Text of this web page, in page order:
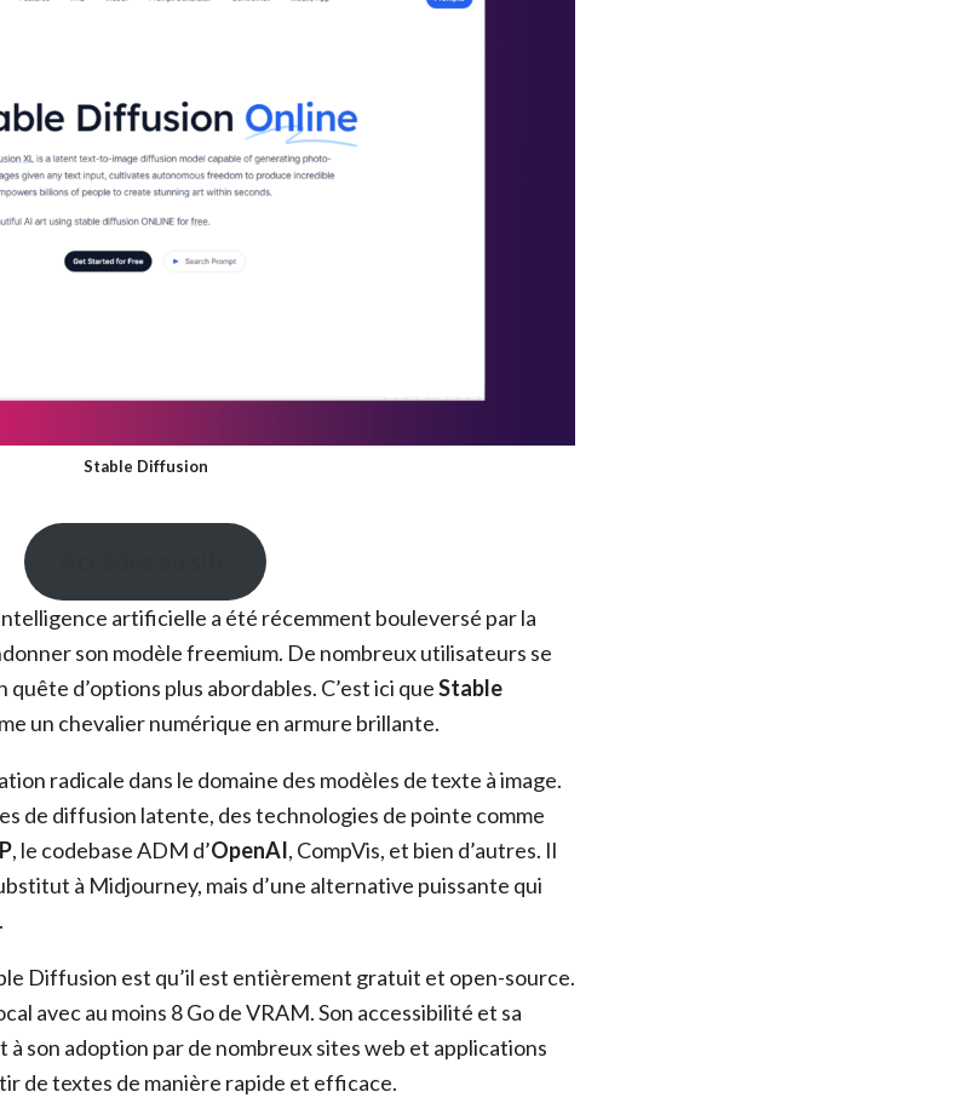
Stable Diffusion
artificielle a été récemment bouleversé par la
son modèle freemium. De nombreux utilisateurs se
d’options plus abordables. C’est ici queStable
un chevalier numérique en armure brillante.
radicale dans le domaine des modèles de texte à image.
de diffusion latente, des technologies de pointe comme
, le codebase ADM d’OpenAI, CompVis, et bien d’autres. Il
à Midjourney, mais d’une alternative puissante qui
Diffusion est qu’il est entièrement gratuit et open-source.
avec au moins 8 Go de VRAM. Son accessibilité et sa
son adoption par de nombreux sites web et applications
de textes de manière rapide et efficace.